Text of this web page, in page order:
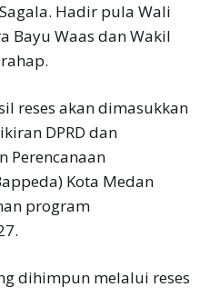
Hadir pula Wali
Bayu Waas dan Wakil
reses akan dimasukkan
DPRD dan
Perencanaan
Kota Medan
program
dihimpun melalui reses